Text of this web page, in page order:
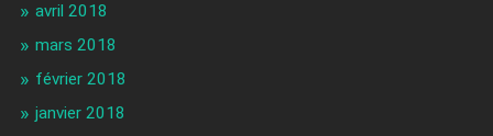
avril 2018
mars 2018
février 2018
janvier 2018